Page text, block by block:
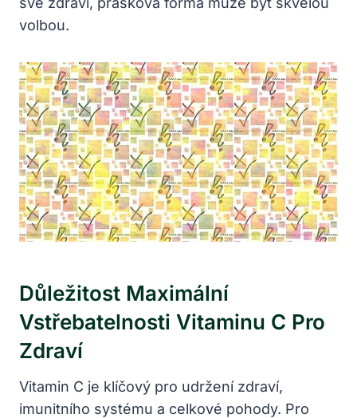
volbou.
Důležitost Maximální
Vstřebatelnosti Vitaminu C Pro
Zdraví
Vitamin C je klíčový pro⁤ udržení ‌zdraví,
imunitního systému a celkové pohody. Pro‌